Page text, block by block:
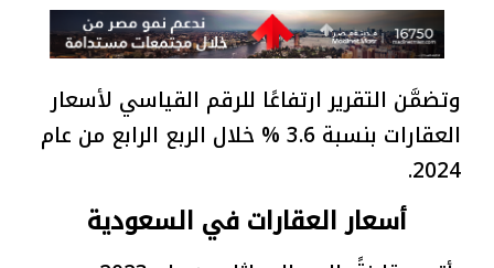
وتضمَّن التقرير ارتفاعًا للرقم القياسي لأسعار
العقارات بنسبة 3.6 % خلال الربع الرابع من عام
2024.
أسعار العقارات في السعودية